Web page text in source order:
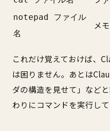
notepad ファイル
名
メ
これだけ覚えておけば、
は困りません。あとは
ダの構造を見せて」など
わりにコマンドを実行し